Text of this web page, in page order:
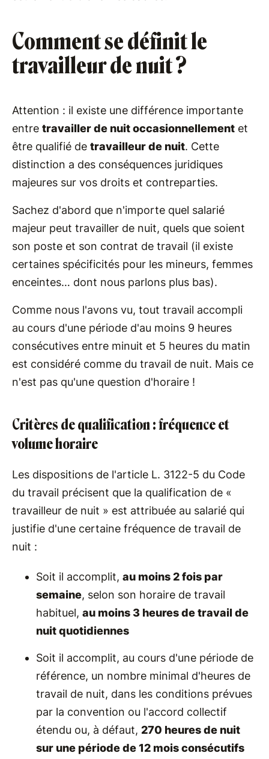
Comment se définit le
travailleur de nuit ?
Attention : il existe une différence importante
entre travailler de nuit occasionnellement et
être qualifié de travailleur de nuit. Cette
distinction a des conséquences juridiques
majeures sur vos droits et contreparties.
Sachez d'abord que n'importe quel salarié
majeur peut travailler de nuit, quels que soient
son poste et son contrat de travail (il existe
certaines spécificités pour les mineurs, femmes
enceintes… dont nous parlons plus bas).
Comme nous l'avons vu, tout travail accompli
au cours d'une période d'au moins 9 heures
consécutives entre minuit et 5 heures du matin
est considéré comme du travail de nuit. Mais ce
n'est pas qu'une question d'horaire !
Critères de qualification : fréquence et
volume horaire
Les dispositions de l'article L. 3122-5 du Code
du travail précisent que la qualification de «
travailleur de nuit » est attribuée au salarié qui
justifie d'une certaine fréquence de travail de
nuit :
Soit il accomplit, au moins 2 fois par
semaine, selon son horaire de travail
habituel, au moins 3 heures de travail de
nuit quotidiennes
Soit il accomplit, au cours d'une période de
référence, un nombre minimal d'heures de
travail de nuit, dans les conditions prévues
par la convention ou l'accord collectif
étendu ou, à défaut, 270 heures de nuit
sur une période de 12 mois consécutifs